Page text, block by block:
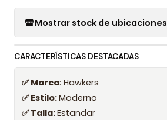
Mostrar stock de ubicaciones
CARACTERÍSTICAS DESTACADAS
✅ Marca: Hawkers
✅ Estilo:Moderno
✅ Talla:Estandar